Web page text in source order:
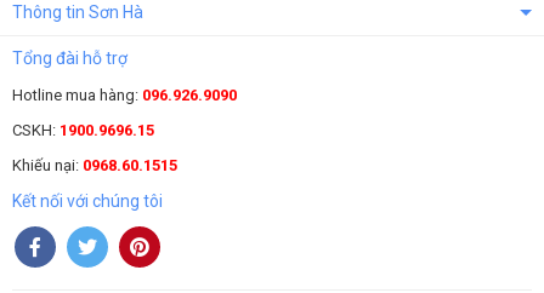
Thông tin Sơn Hà
Tổng đài hỗ trợ
Hotline mua hàng: 096.926.9090
CSKH: 1900.9696.15
Khiếu nại: 0968.60.1515
Kết nối với chúng tôi